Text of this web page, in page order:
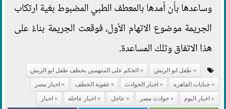
وساعدها بأن أمدها بالمعطف الطبي المضبوط بغية ارتكاب
الجريمة موضوع الاتهام الأول، فوقعت الجريمة بناءً على
هذا الاتفاق وتلك المساعدة.
طفل ابو الريش
الحكم على المتهمين بخطف طفل ابو الريش
جنايات القاهره
اخبار الحوادث عقوبة الخطف
اخبار مصر
اخبار اليوم
حوادث مصر عاجل اخبار عاجلة اخبار